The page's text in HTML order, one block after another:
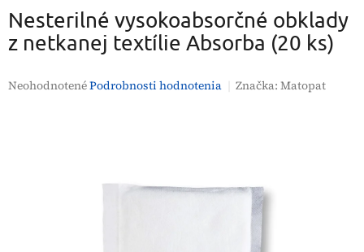
Nesterilné vysokoabsorčné obklady
z netkanej textílie Absorba (20 ks)
Priemerné
NeohodnotenéPodrobnosti hodnotenia Značka:Matopat